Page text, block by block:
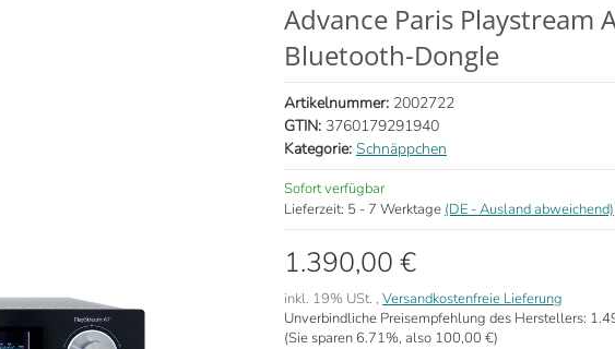
Advance Paris Playstream
Bluetooth-Dongle
Artikelnummer: 2002722
GTIN: 3760179291940
Kategorie: Schnäppchen
Sofort verfügbar
Lieferzeit: 5 - 7 Werktage (DE - Ausland abweichend)
1.390,00 €
inkl. 19% USt. , Versandkostenfreie Lieferung
Unverbindliche Preisempfehlung des Herstellers:
(Sie sparen 6.71%, also 100,00 €)